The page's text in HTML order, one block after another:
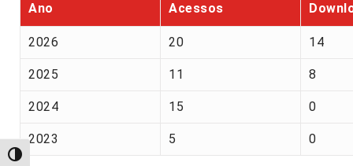
Alternar alto contraste
Ano Acessos
2026 20 14
2025 11 8
2024 15 0
2023 5 0